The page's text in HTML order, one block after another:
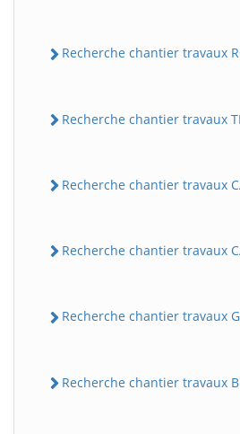
Recherche chantier travaux
Recherche chantier travaux
Recherche chantier travaux
Recherche chantier travaux
Recherche chantier travaux
Recherche chantier travaux